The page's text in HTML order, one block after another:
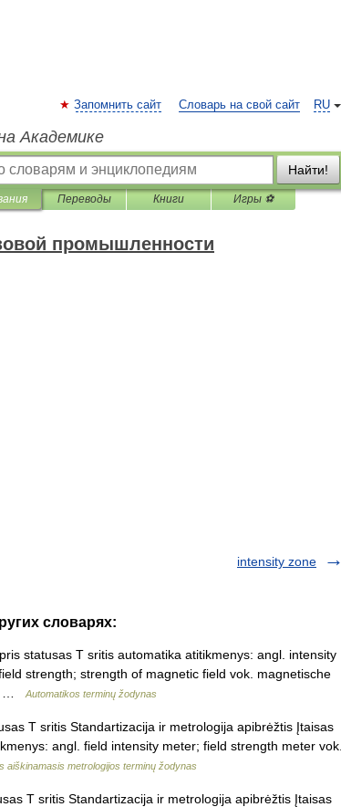
RU
Запомнить сайт Словарь на свой сайт
Академике
Найти!
Переводы Книги Игры ⚽
промышленности
intensity zone
словарях:
statusas T sritis automatika atitikmenys: angl. intensity
strength; strength of magnetic field vok. magnetische
…
Automatikos terminų žodynas
T sritis Standartizacija ir metrologija apibrėžtis Įtaisas
angl. field intensity meter; field strength meter vok.
aiškinamasis metrologijos terminų žodynas
T sritis Standartizacija ir metrologija apibrėžtis Įtaisas